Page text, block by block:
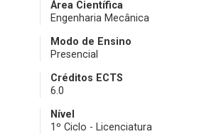
Área Científica
Engenharia Mecânica
Modo de Ensino
Presencial
Créditos ECTS
6.0
Nível
1º Ciclo - Licenciatura